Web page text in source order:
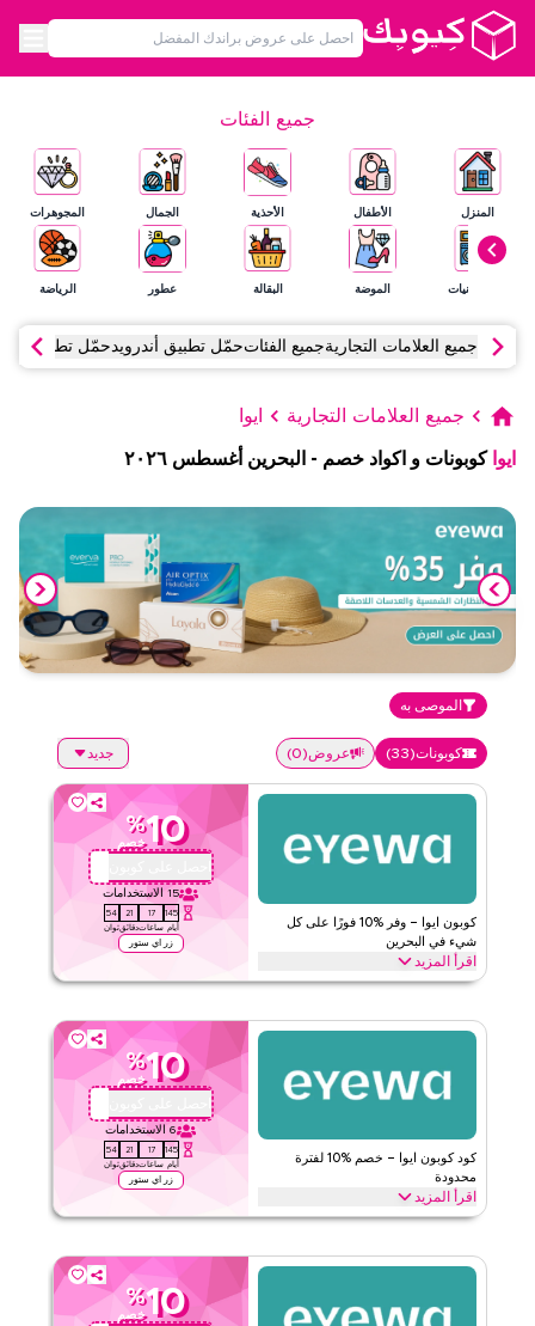
جميع الفئات
المنزل
الإلكترونيات
الأطفال
الموضة
الأحذية
البقالة
الجمال
عطور
المجوهرات
الرياضة
جميع العلامات التجاريةجميع الفئاتحمّل تطبيق أندرويدحمّل تطبيق آي
جميع العلامات التجارية ايوا
ايوا كوبونات و اكواد خصم - البحرين أغسطس ٢٠٢٦
الموصى به
كوبونات(
33
) عروض(
0
) جديد
كوبون ايوا – وفر %10 فورًا على كل
شيء في البحرين
اقرأ المزيد
10
%
خصم
احصل على كوبون
15 الاستخدامات
145
أيام
17
ساعات
21
دقائق
53
ثوان
زر اي ستور
وفر %10 فورًا مع هذا كود ايوا على كل شيء. استخدمه الآن للحصول على
النظارات الشمسية، نظارات الأطفال، الإكسسوارات والمزيد.
الأحكام والشروط
الحد الأدنى للطلب
ينطبق على
ويب/تطبيق
الفئات
على مستوى الموقع
كود كوبون ايوا – خصم %10 لفترة
محدودة
اقرأ المزيد
10
%
خصم
احصل على كوبون
6 الاستخدامات
145
أيام
17
ساعات
21
دقائق
53
ثوان
زر اي ستور
احصل على خصم %10 عبر جميع الفئات مع هذا كود برومو ايوا لفترة
الحد الأدنى للطلب 10
%
خصم